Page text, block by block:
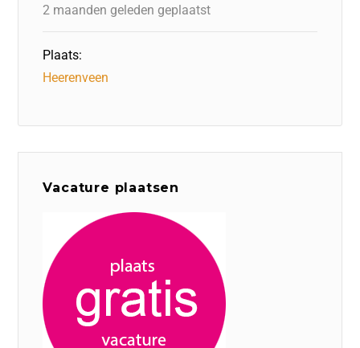
2 maanden geleden geplaatst
Plaats:
Heerenveen
Vacature plaatsen